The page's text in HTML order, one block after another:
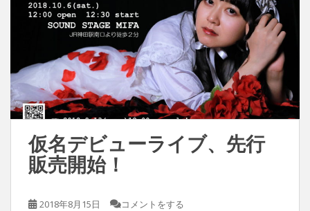
仮名デビューライブ、先行
販売開始！
2018年8月15日 コメントをする